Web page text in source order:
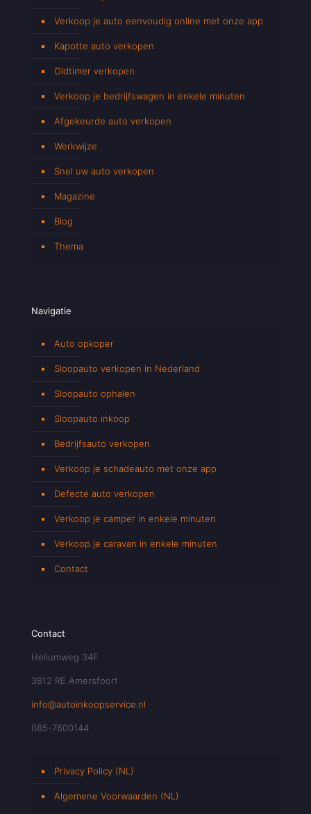
Verkoop je auto eenvoudig online met onze app
Kapotte auto verkopen
Oldtimer verkopen
Verkoop je bedrijfswagen in enkele minuten
Afgekeurde auto verkopen
Werkwijze
Snel uw auto verkopen
Magazine
Blog
Thema
Navigatie
Auto opkoper
Sloopauto verkopen in Nederland
Sloopauto ophalen
Sloopauto inkoop
Bedrijfsauto verkopen
Verkoop je schadeauto met onze app
Defecte auto verkopen
Verkoop je camper in enkele minuten
Verkoop je caravan in enkele minuten
Contact
Contact
Heliumweg 34F
3812 RE Amersfoort
info@autoinkoopservice.nl
085-7600144
Privacy Policy (NL)
Algemene Voorwaarden (NL)